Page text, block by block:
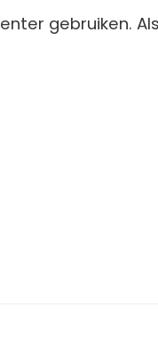
gebruiken.